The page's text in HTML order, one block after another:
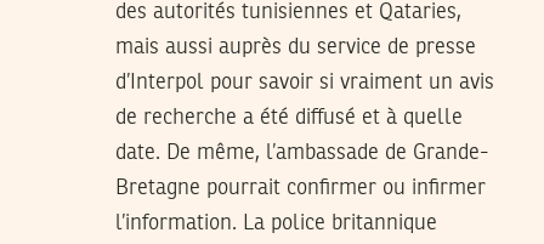
des autorités tunisiennes et Qataries,
mais aussi auprès du service de presse
d’Interpol pour savoir si vraiment un avis
de recherche a été diffusé et à quelle
date. De même, l’ambassade de Grande-
Bretagne pourrait confirmer ou infirmer
l’information. La police britannique